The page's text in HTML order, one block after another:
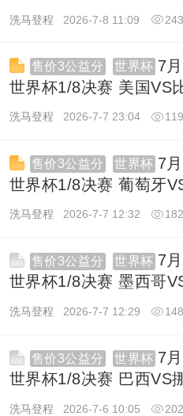
1080P 英语 ITV HD
洗马登程 2026-7-8 11:09
售价3公益分 世界杯 7
世界杯1/8决赛 美国VS
1080P 英语 BBC HD
洗马登程 2026-7-7 23:04
售价3公益分 世界杯 7
世界杯1/8决赛 葡萄牙
牙 1080P 英语 BBC
洗马登程 2026-7-7 12:32
售价3公益分 世界杯 7
世界杯1/8决赛 墨西哥
兰 1080P 英语 BBC HD
洗马登程 2026-7-7 12:29
售价3公益分 世界杯 7
世界杯1/8决赛 巴西VS
1080P 英语 ITV HD
洗马登程 2026-7-6 10:05